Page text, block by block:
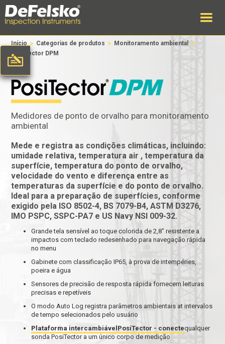
Início > Categorias de produtos > Monitoramento ambiental >
PosiTector DPM
Medidores de ponto de orvalho para monitoramento
ambiental
Mede e registra as condições climáticas, incluindo:
umidade relativa, temperatura air , temperatura da
superfície, temperatura do ponto de orvalho,
velocidade do vento e diferença entre as
temperaturas da superfície e do ponto de orvalho.
Ideal para a preparação de superfícies, conforme
exigido pela ISO 8502-4, BS 7079-B4, ASTM D3276,
IMO PSPC, SSPC-PA7 e US Navy NSI 009-32.
Grande tela sensível ao toque colorida de 2,8" resistente a
impactos com teclado redesenhado para navegação rápida
no menu
Gabinete com classificação IP65, à prova de intempéries,
poeira e água
Sensores de precisão de resposta rápida fornecem leituras
precisas e repetíveis
O modo Auto Log registra parâmetros ambientais at intervalos
de tempo selecionados pelo usuário
Plataforma intercambiávelPosiTector - conectequalquer
sonda PosiTector a um único corpo de medição